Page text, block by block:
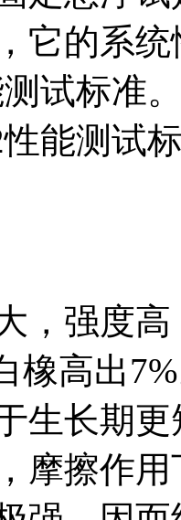
它的系
测试标准
能测试
，强度
橡高出
生长期
摩擦作